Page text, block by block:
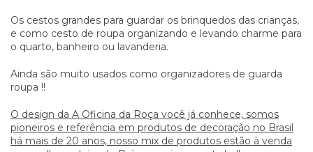
Os cestos grandes para guardar os brinquedos das crianças,
e como cesto de roupa organizando e levando charme para
o quarto, banheiro ou lavanderia.
Ainda são muito usados como organizadores de guarda
roupa !!
O design da A Oficina da Roça você já conhece, somos
pioneiros e referência em produtos de decoração no Brasil
há mais de 20 anos, nosso mix de produtos estão à venda